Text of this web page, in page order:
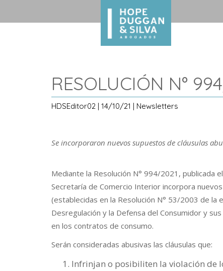
RESOLUCIÓN N°
HDSEditor02 | 14/10/21 | Newsletters
Se incorporaron nuevos supuestos de cláusulas
Mediante la Resolución N° 994/2021, publicada
Secretaría de Comercio Interior incorpora
(establecidas en la Resolución N° 53/2003 de la
Desregulación y la Defensa del Consumidor y
en los contratos de consumo.
Serán consideradas abusivas las cláusulas que:
Infrinjan o posibiliten la violación de